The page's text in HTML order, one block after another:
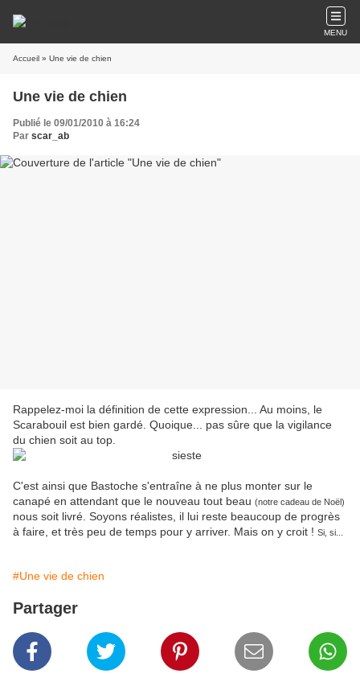
MENU
Accueil » Une vie de chien
Une vie de chien
Publié le 09/01/2010 à 16:24
Par scar_ab
Rappelez-moi la définition de cette expression... Au moins, le
Scarabouil est bien gardé. Quoique... pas sûre que la vigilance
du chien soit au top.
C'est ainsi que Bastoche s'entraîne à ne plus monter sur le
canapé en attendant que le nouveau tout beau (notre cadeau de Noël)
nous soit livré. Soyons réalistes, il lui reste beaucoup de progrès
à faire, et très peu de temps pour y arriver. Mais on y croit ! Si, si...
#Une vie de chien
Partager